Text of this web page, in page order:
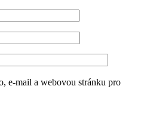
e-mail a webovou stránku pro